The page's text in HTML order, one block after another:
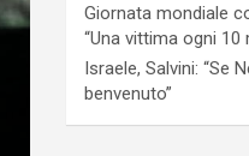
Giornata mondiale
“Una vittima ogni 10
Israele, Salvini: “Se
benvenuto”